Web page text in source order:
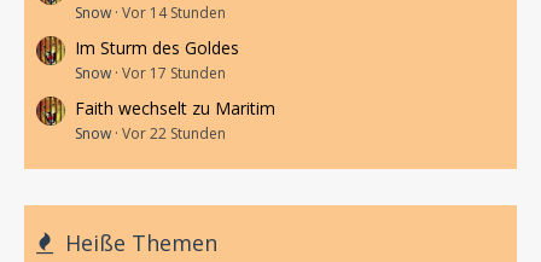
Snow Vor 14 Stunden
Im Sturm des Goldes
Snow Vor 17 Stunden
Faith wechselt zu Maritim
Snow Vor 22 Stunden
Heiße Themen